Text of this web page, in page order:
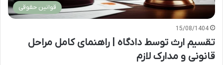
قوانین حقوقی
15/08/1404
تقسیم ارث توسط دادگاه | راهنمای کامل مراحل
قانونی و مدارک لازم